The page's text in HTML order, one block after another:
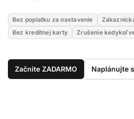
Bez poplatku za nastavenie
Bez kreditnej karty
Zrušenie
Začnite ZADARMO Naplánujte